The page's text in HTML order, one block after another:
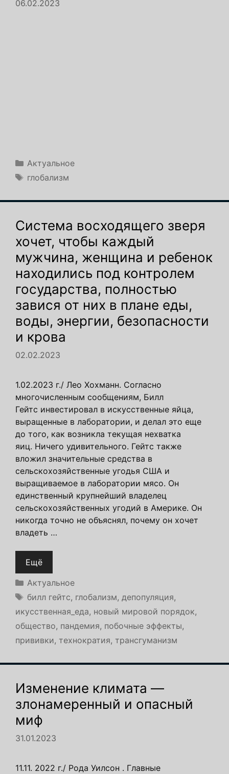
06.02.2023
Рубрики
Актуальное
Метки
глобализм
Система восходящего зверя
хочет, чтобы каждый
мужчина, женщина и ребенок
находились под контролем
государства, полностью
завися от них в плане еды,
воды, энергии, безопасности
и крова
02.02.2023
1.02.2023 г./ Лео Хохманн. Согласно
многочисленным сообщениям, Билл
Гейтс инвестировал в искусственные яйца,
выращенные в лаборатории, и делал это еще
до того, как возникла текущая нехватка
яиц. Ничего удивительного. Гейтс также
вложил значительные средства в
сельскохозяйственные угодья США и
выращиваемое в лаборатории мясо. Он
единственный крупнейший владелец
сельскохозяйственных угодий в Америке. Он
никогда точно не объяснял, почему он хочет
владеть …
Ещё
Рубрики
Актуальное
Метки
билл гейтс, глобализм, депопуляция,
икусственная_еда, новый мировой порядок,
общество, пандемия, побочные эффекты,
прививки, технократия, трансгуманизм
Изменение климата —
злонамеренный и опасный
миф
31.01.2023
11.11. 2022 г./ Рода Уилсон . Главные